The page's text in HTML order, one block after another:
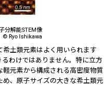
分解能STEM像
© Ryo Ishikawa
土類元素はよく用いられます
わけではありません。特に立方
元素から構成される高密度物質
め、原子サイズの大きな希土類元